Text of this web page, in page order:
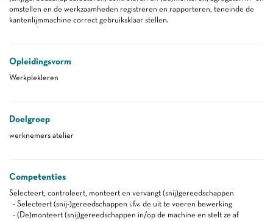
omstellen en de werkzaamheden registreren en rapporteren, teneinde de
kantenlijmmachine correct gebruiksklaar stellen.
Opleidingsvorm
Werkplekleren
Doelgroep
werknemers atelier
Competenties
Selecteert, controleert, monteert en vervangt (snij)gereedschappen
- Selecteert (snij-)gereedschappen i.f.v. de uit te voeren bewerking
- (De)monteert (snij)gereedschappen in/op de machine en stelt ze af